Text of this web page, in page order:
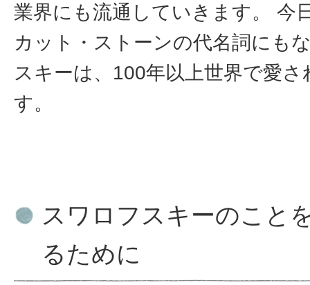
業界にも流通していきます。 今
カット・ストーンの代名詞にも
スキーは、100年以上世界で愛
す。
スワロフスキーのこと
るために